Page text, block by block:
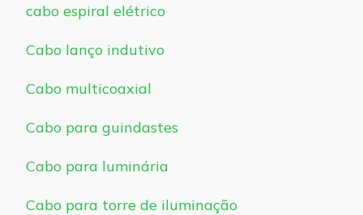
cabo espiral elétrico
Cabo lanço indutivo
Cabo multicoaxial
Cabo para guindastes
Cabo para luminária
Cabo para torre de iluminação